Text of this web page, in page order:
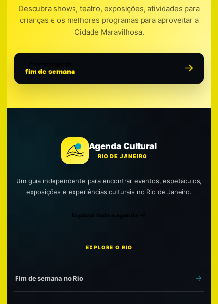
Descubra shows, teatro, exposições, atividades para
crianças e os melhores programas para aproveitar a
Cidade Maravilhosa.
fim de semana
Agenda Cultural
RIO DE JANEIRO
Um guia independente para encontrar eventos, espetáculos,
exposições e experiências culturais no Rio de Janeiro.
Explorar toda a agenda
EXPLORE O RIO
Fim de semana no Rio